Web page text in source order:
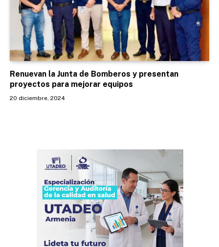
Renuevan la Junta de Bomberos y presentan
proyectos para mejorar equipos
20 diciembre, 2024